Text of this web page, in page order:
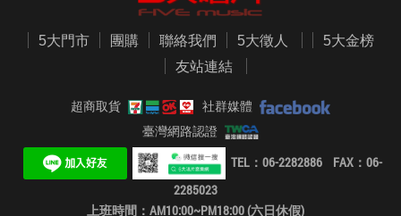
5大門市 團購 聯絡我們 5大徵人
5大金榜
友站連結
超商取貨
社群媒體
臺灣網路認證
TEL：06-2282886 FAX：06-
2285023
上班時間：AM10:00~PM18:00 (六日休假)